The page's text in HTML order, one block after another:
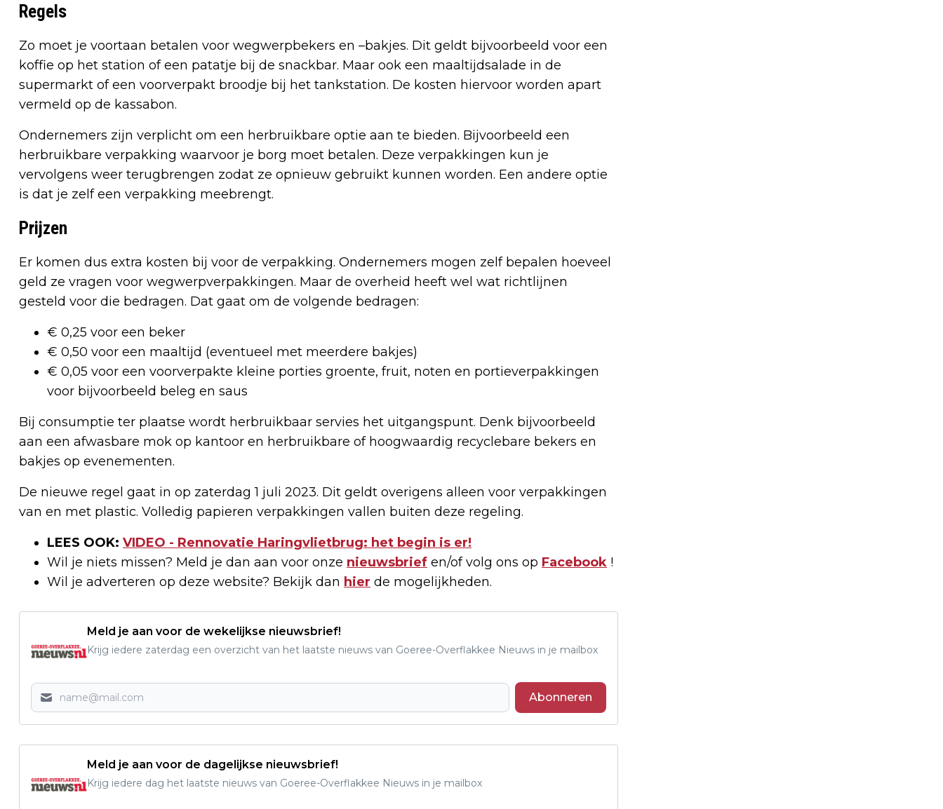
Regels
Zo moet je voortaan betalen voor wegwerpbekers en –bakjes. Dit geldt bijvoorbeeld voor een
koffie op het station of een patatje bij de snackbar. Maar ook een maaltijdsalade in de
supermarkt of een voorverpakt broodje bij het tankstation. De kosten hiervoor worden apart
vermeld op de kassabon.
Ondernemers zijn verplicht om een herbruikbare optie aan te bieden. Bijvoorbeeld een
herbruikbare verpakking waarvoor je borg moet betalen. Deze verpakkingen kun je
vervolgens weer terugbrengen zodat ze opnieuw gebruikt kunnen worden. Een andere optie
is dat je zelf een verpakking meebrengt.
Prijzen
Er komen dus extra kosten bij voor de verpakking. Ondernemers mogen zelf bepalen hoeveel
geld ze vragen voor wegwerpverpakkingen. Maar de overheid heeft wel wat richtlijnen
gesteld voor die bedragen. Dat gaat om de volgende bedragen:
€ 0,25 voor een beker
€ 0,50 voor een maaltijd (eventueel met meerdere bakjes)
€ 0,05 voor een voorverpakte kleine porties groente, fruit, noten en portieverpakkingen
voor bijvoorbeeld beleg en saus
Bij consumptie ter plaatse wordt herbruikbaar servies het uitgangspunt. Denk bijvoorbeeld
aan een afwasbare mok op kantoor en herbruikbare of hoogwaardig recyclebare bekers en
bakjes op evenementen.
De nieuwe regel gaat in op zaterdag 1 juli 2023. Dit geldt overigens alleen voor verpakkingen
van en met plastic. Volledig papieren verpakkingen vallen buiten deze regeling.
LEES OOK: VIDEO - Rennovatie Haringvlietbrug: het begin is er!
Wil je niets missen? Meld je dan aan voor onze nieuwsbrief en/of volg ons op Facebook !
Wil je adverteren op deze website? Bekijk dan hier de mogelijkheden.
Meld je aan voor de wekelijkse nieuwsbrief!
Krijg iedere zaterdag een overzicht van het laatste nieuws van Goeree-Overflakkee Nieuws in je mailbox
Abonneren
Meld je aan voor de dagelijkse nieuwsbrief!
Krijg iedere dag het laatste nieuws van Goeree-Overflakkee Nieuws in je mailbox